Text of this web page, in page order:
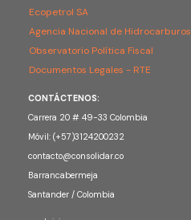
Ecopetrol SA
Agencia Nacional de Hidrocarburos
Observatorio Política Fiscal
Documentos Legales - RTE
CONTÁCTENOS:
Carrera 20 # 49-33 Colombia
Móvil: (+57)3124200232
contacto@consolidar.co
Barrancabermeja
Santander / Colombia